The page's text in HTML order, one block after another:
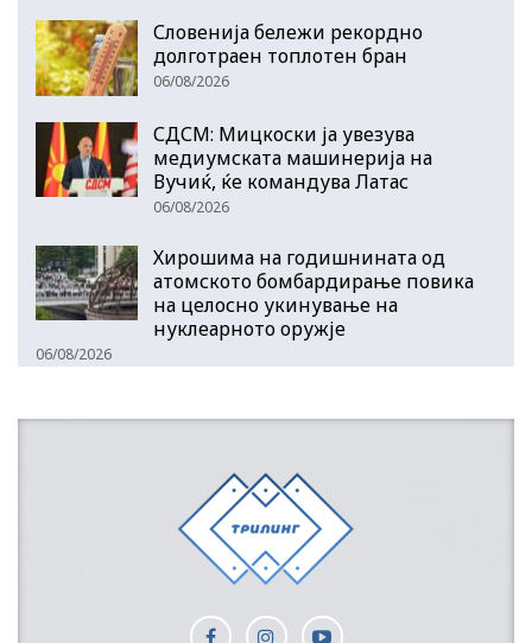
Словенија бележи рекордно
долготраен топлотен бран
06/08/2026
СДСМ: Мицкоски ја увезува
медиумската машинерија на
Вучиќ, ќе командува Латас
06/08/2026
Хирошима на годишнината од
атомското бомбардирање повика
на целосно укинување на
нуклеарното оружје
06/08/2026